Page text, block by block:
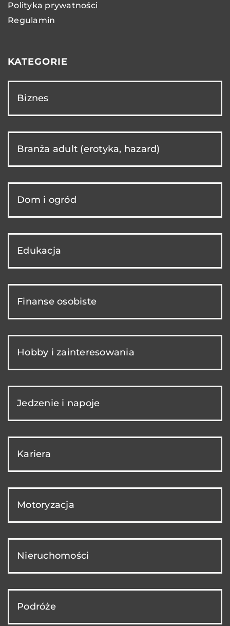
Polityka prywatności
Regulamin
KATEGORIE
Biznes
Branża adult (erotyka, hazard)
Dom i ogród
Edukacja
Finanse osobiste
Hobby i zainteresowania
Jedzenie i napoje
Kariera
Motoryzacja
Nieruchomości
Podróże